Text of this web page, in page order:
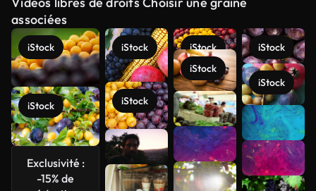
associées
iStock
iStock
Exclusivité :
-15% de
iStock
iStock
iStock
iStock
iStock
iStock
Voir plus